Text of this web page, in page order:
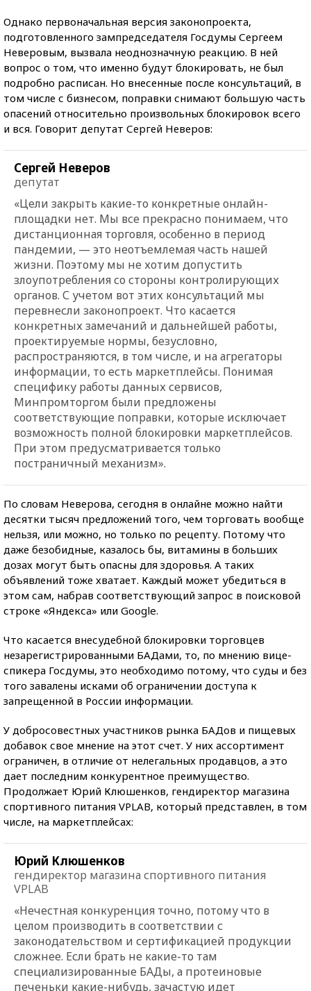
Однако первоначальная версия законопроекта,
подготовленного зампредседателя Госдумы Сергеем
Неверовым, вызвала неоднозначную реакцию. В ней
вопрос о том, что именно будут блокировать, не был
подробно расписан. Но внесенные после консультаций, в
том числе с бизнесом, поправки снимают большую часть
опасений относительно произвольных блокировок всего
и вся. Говорит депутат Сергей Неверов:
Сергей Неверов
депутат
«Цели закрыть какие-то конкретные онлайн-
площадки нет. Мы все прекрасно понимаем, что
дистанционная торговля, особенно в период
пандемии, — это неотъемлемая часть нашей
жизни. Поэтому мы не хотим допустить
злоупотребления со стороны контролирующих
органов. С учетом вот этих консультаций мы
перевнесли законопроект. Что касается
конкретных замечаний и дальнейшей работы,
проектируемые нормы, безусловно,
распространяются, в том числе, и на агрегаторы
информации, то есть маркетплейсы. Понимая
специфику работы данных сервисов,
Минпромторгом были предложены
соответствующие поправки, которые исключает
возможность полной блокировки маркетплейсов.
При этом предусматривается только
постраничный механизм».
По словам Неверова, сегодня в онлайне можно найти
десятки тысяч предложений того, чем торговать вообще
нельзя, или можно, но только по рецепту. Потому что
даже безобидные, казалось бы, витамины в больших
дозах могут быть опасны для здоровья. А таких
объявлений тоже хватает. Каждый может убедиться в
этом сам, набрав соответствующий запрос в поисковой
строке «Яндекса» или Google.
Что касается внесудебной блокировки торговцев
незарегистрированными БАДами, то, по мнению вице-
спикера Госдумы, это необходимо потому, что суды и без
того завалены исками об ограничении доступа к
запрещенной в России информации.
У добросовестных участников рынка БАДов и пищевых
добавок свое мнение на этот счет. У них ассортимент
ограничен, в отличие от нелегальных продавцов, а это
дает последним конкурентное преимущество.
Продолжает Юрий Клюшенков, гендиректор магазина
спортивного питания VPLAB, который представлен, в том
числе, на маркетплейсах:
Юрий Клюшенков
гендиректор магазина спортивного питания
VPLAB
«Нечестная конкуренция точно, потому что в
целом производить в соответствии с
законодательством и сертификацией продукции
сложнее. Если брать не какие-то там
специализированные БАДы, а протеиновые
печеньки какие-нибудь, зачастую идет